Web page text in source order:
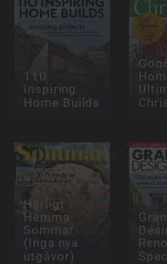
110
Inspiring
Home Builds
Härligt
Hemma
Sommar
(Inga nya
utgåvor)